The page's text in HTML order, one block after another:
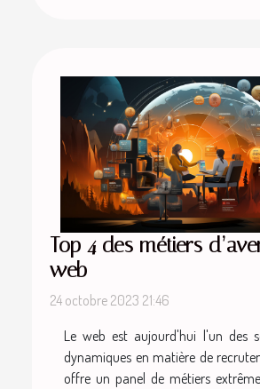
Top 4 des métiers
web
24 octobre 2023 21:46
Le web est aujourd'hui l'un des
dynamiques en matière de
offre un panel de métiers